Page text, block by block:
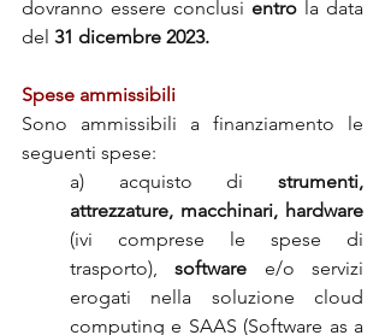
dovranno essere conclusi entro la data
del 31 dicembre 2023.
Spese ammissibili
Sono ammissibili a finanziamento le
seguenti spese:
a) acquisto di strumenti,
attrezzature, macchinari, hardware
(ivi comprese le spese di
trasporto), software e/o servizi
erogati nella soluzione cloud
computing e SAAS (Software as a